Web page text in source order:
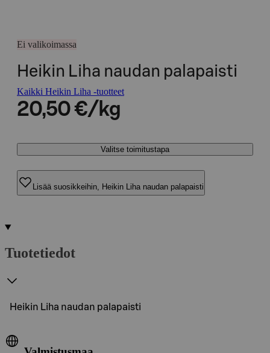
Ei valikoimassa
Heikin Liha naudan palapaisti
Kaikki Heikin Liha -tuotteet
20,50 €/kg
Valitse toimitustapa
Lisää suosikkeihin, Heikin Liha naudan palapaisti
Tuotetiedot
Heikin Liha naudan palapaisti